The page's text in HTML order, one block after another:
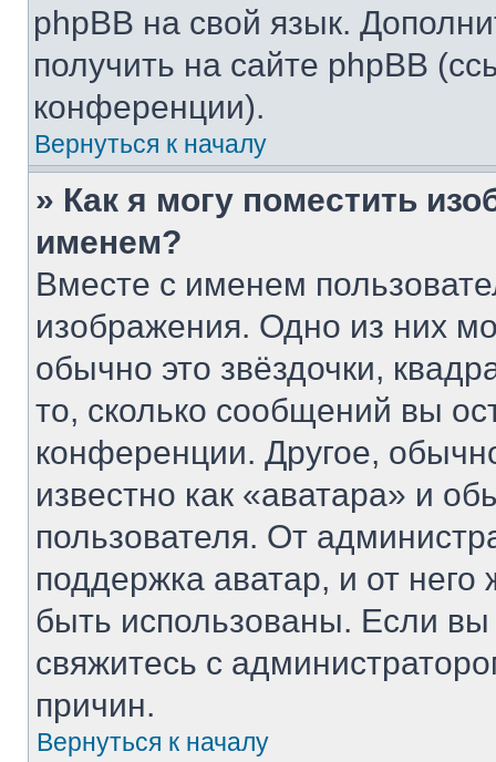
phpBB на свой язык.
получить на сайте phpBB
конференции).
Вернуться к началу
» Как я могу поместить
именем?
Вместе с именем
изображения. Одно из них
обычно это звёздочки,
то, сколько сообщений вы
конференции. Другое,
известно как «аватара» и
пользователя. От
поддержка аватар, и от него
быть использованы. Если
свяжитесь с
причин.
Вернуться к началу